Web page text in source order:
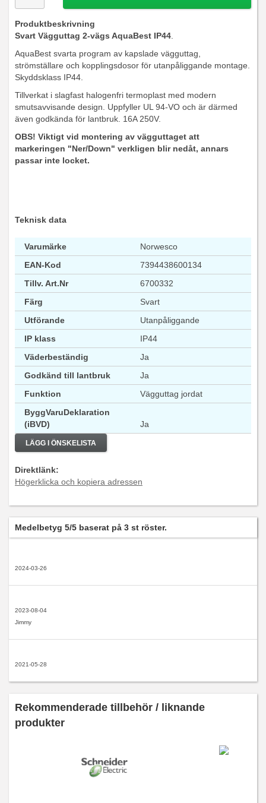
Produktbeskrivning
Svart Vägguttag 2-vägs AquaBest IP44.
AquaBest svarta program av kapslade vägguttag,
strömställare och kopplingsdosor för utanpåliggande montage.
Skyddsklass IP44.
Tillverkat i slagfast halogenfri termoplast med modern
smutsavvisande design. Uppfyller UL 94-VO och är därmed
även godkända för lantbruk. 16A 250V.
OBS! Viktigt vid montering av vägguttaget att
markeringen "Ner/Down" verkligen blir nedåt, annars
passar inte locket.
Teknisk data
Varumärke
Norwesco
EAN-Kod
7394438600134
Tillv. Art.Nr
6700332
Färg
Svart
Utförande
Utanpåliggande
IP klass
IP44
Väderbeständig
Ja
Godkänd till lantbruk
Ja
Funktion
Vägguttag jordat
ByggVaruDeklaration
(iBVD)
Ja
LÄGG I ÖNSKELISTA
Direktlänk:
Högerklicka och kopiera adressen
Medelbetyg 5/5 baserat på 3 st röster.
2024-03-26
2023-08-04
Jimmy
2021-05-28
Rekommenderade tillbehör / liknande
produkter